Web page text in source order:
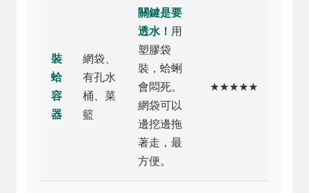
裝
蛤
容
器
網袋、
有孔水
桶、菜
籃
關鍵是要
透水！ 用
塑膠袋
裝，蛤蜊
會悶死。
網袋可以
邊挖邊拖
著走，最
方便。
★★★★★